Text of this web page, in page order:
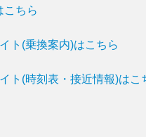
こちら
ト(乗換案内)はこちら
ト(時刻表・接近情報)はこ